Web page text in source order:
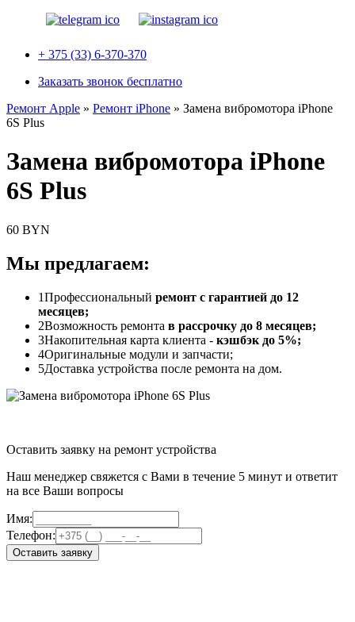
+ 375 (33) 6-370-370
Заказать звонок бесплатно
Ремонт Apple » Ремонт iPhone » Замена вибромотора iPhone
6S Plus
Замена вибромотора iPhone
6S Plus
60 BYN
Мы предлагаем:
1Профессиональный ремонт с гарантией до 12
месяцев;
2Возможность ремонта в рассрочку до 8 месяцев;
3Накопительная карта клиента - кэшбэк до 5%;
4Оригинальные модули и запчасти;
5Доставка устройства после ремонта на дом.
Оставить заявку на ремонт устройства
Наш менеджер свяжется с Вами в течение 5 минут и ответит
на все Ваши вопросы
Имя:
Телефон:
Оставить заявку